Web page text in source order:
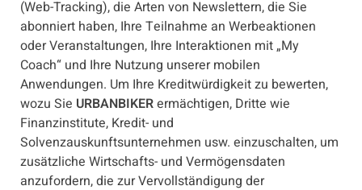
(Web-Tracking), die Arten von Newslettern, die Sie
abonniert haben, Ihre Teilnahme an Werbeaktionen
oder Veranstaltungen, Ihre Interaktionen mit „My
Coach“ und Ihre Nutzung unserer mobilen
Anwendungen. Um Ihre Kreditwürdigkeit zu bewerten,
wozu Sie URBANBIKERermächtigen, Dritte wie
Finanzinstitute, Kredit- und
Solvenzauskunftsunternehmen usw. einzuschalten, um
zusätzliche Wirtschafts- und Vermögensdaten
anzufordern, die zur Vervollständigung der